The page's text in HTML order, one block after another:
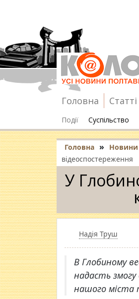
Головна Статті
Події Суспільство
Головна » Новини
відеоспостереження
У
Надія Труш
В Глобиному
надасть
нашого міста